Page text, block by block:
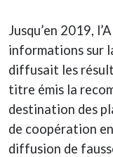
Jusqu’en 2019,
informations sur
diffusait les
titre émis la
destination des
de coopération
diffusion de